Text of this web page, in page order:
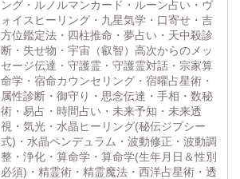
ング・ルノルマンカード・ルーン占い・ヴ
ォイスヒーリング・九星気学・口寄せ・吉
方位鑑定法・四柱推命・夢占い・天中殺診
断・失せ物・宇宙（叡智）高次からのメッ
セージ伝達・守護霊・守護霊対話・宗家算
命学・宿命カウンセリング・宿曜占星術・
属性診断・御守り・思念伝達・手相・数秘
術・易占・時間占い・未来予知・未来透
視・気光・水晶ヒーリング(秘伝ジプシー
式)・水晶ペンデュラム・波動修正・波動調
整・浄化・算命学・算命学(生年月日＆性別
必須)・精霊術・精霊魔法・西洋占星術・透